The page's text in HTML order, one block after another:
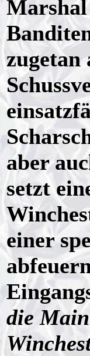
zugetan
aber
setzt
einer
die